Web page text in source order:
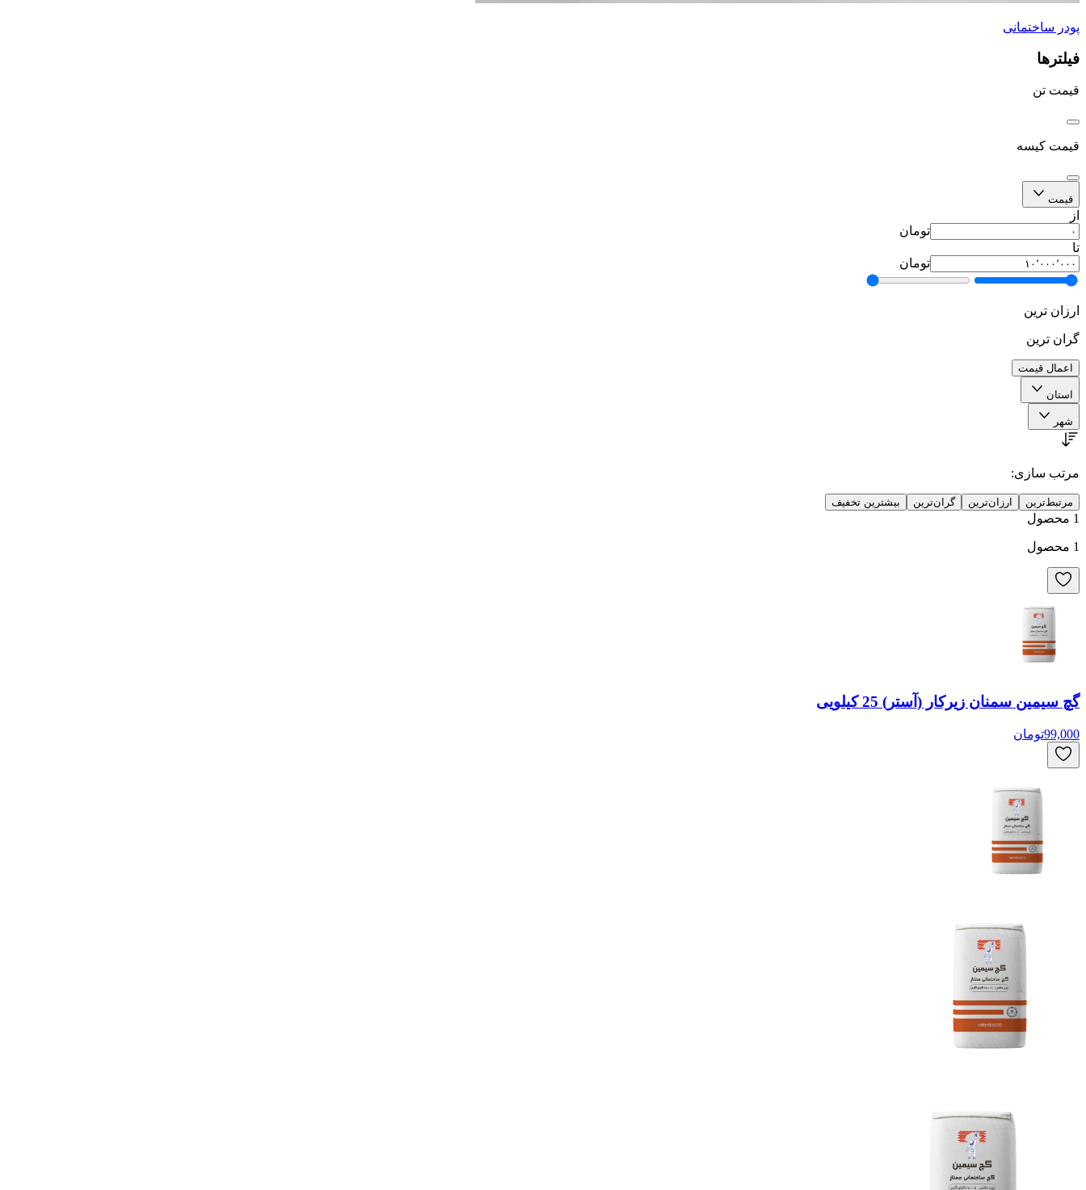
پودر ساختمانی
فیلترها
قیمت تن
قیمت کیسه
قیمت
از
تومان
تا
تومان
ارزان ترین
گران ترین
اعمال قیمت
استان
شهر
مرتب سازی:
مرتبط‌ترین ارزان‌ترین گران‌ترین بیشترین تخفیف
1 محصول
1 محصول
گچ سیمین سمنان زیرکار (آستر) 25 کیلویی
99,000تومان